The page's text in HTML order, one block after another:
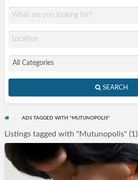
SEARCH
ADS TAGGED WITH "MUTUNOPOLIS"
Listings tagged with "Mutunopolis" (1)
Acompanhantes
Guarulhos